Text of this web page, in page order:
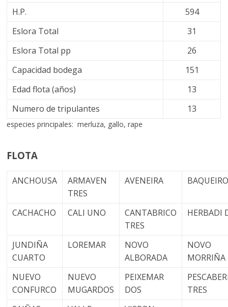
H.P.
594
Eslora Total
31
Eslora Total pp
26
Capacidad bodega
151
Edad flota (años)
13
Numero de tripulantes
13
especies principales: merluza, gallo, rape
FLOTA
ANCHOUSA
ARMAVEN
TRES
AVENEIRA
CACHACHO CALI UNO
CANTABRICO
TRES
HERBADI
JUNDIÑA
CUARTO
LOREMAR
NOVO
ALBORADA
NOVO
MORRIÑA
NUEVO
CONFURCO
NUEVO
MUGARDOS
PEIXEMAR
DOS
TRES